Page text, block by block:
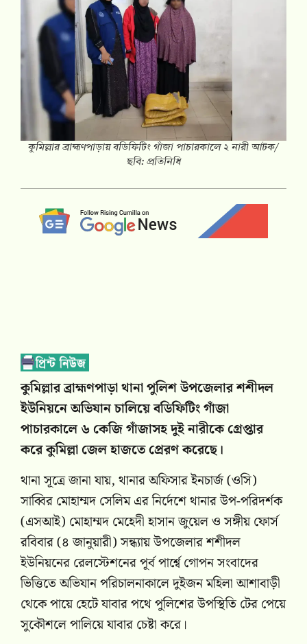
কুমিল্লার ব্রাহ্মণপাড়ায় বডিফিটিং গাঁজা পাচারকালে ২ নারী আটক/
ছবি: প্রতিনিধি
কুমিল্লার ব্রাহ্মণপাড়া থানা পুলিশ উপজেলার শশীদল
ইউনিয়নে অভিযান চালিয়ে বডিফিটিং গাঁজা
পাচারকালে ৬ কেজি গাঁজাসহ দুই নারীকে গ্রেপ্তার
করে কুমিল্লা জেল হাজতে প্রেরণ করেছে।
থানা সূত্রে জানা যায়, থানার অফিসার ইনচার্জ (ওসি)
সাব্বির মোহাম্মদ সেলিম এর নির্দেশে থানার উপ-পরিদর্শক
(এসআই) মোহাম্মদ মেহেদী হাসান জুয়েল ও সঙ্গীয় ফোর্স
রবিবার (৪ জানুয়ারী) সন্ধ্যায় উপজেলার শশীদল
ইউনিয়নের রেলস্টেশনের পূর্ব পার্শ্বে গোপন সংবাদের
ভিত্তিতে অভিযান পরিচালনাকালে দুইজন মহিলা আশাবাড়ী
থেকে পায়ে হেটে যাবার পথে পুলিশের উপস্থিতি টের পেয়ে
সুকৌশলে পালিয়ে যাবার চেষ্টা করে।